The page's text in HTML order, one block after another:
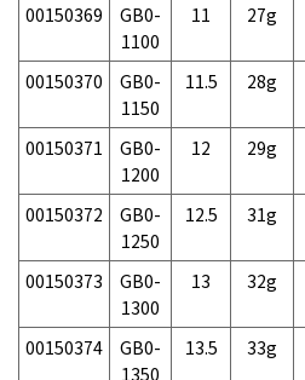
00150369
GB0-
1100
11 27g
00150370
GB0-
1150
11.5 28g
00150371
GB0-
1200
12 29g
00150372
GB0-
1250
12.5 31g
00150373
GB0-
1300
13 32g
00150374
GB0-
1350
13.5 33g